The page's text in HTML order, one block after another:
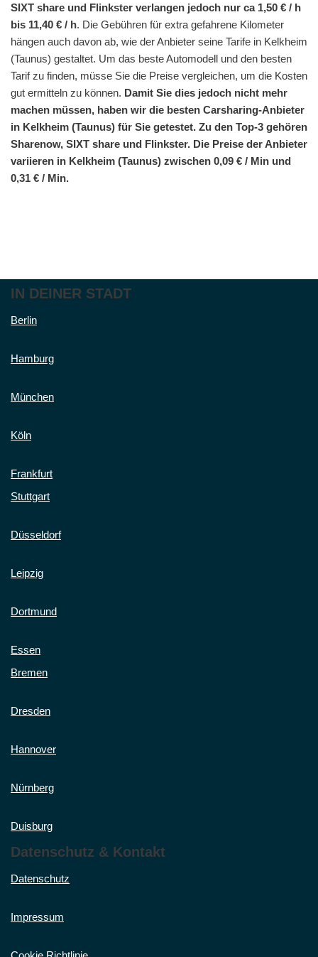
SIXT share und Flinkster verlangen jedoch nur ca 1,50 € / h
bis 11,40 € / h. Die Gebühren für extra gefahrene Kilometer
hängen auch davon ab, wie der Anbieter seine Tarife in Kelkheim
(Taunus) gestaltet. Um das beste Automodell und den besten
Tarif zu finden, müsse Sie die Preise vergleichen, um die Kosten
gut ermitteln zu können. Damit Sie dies jedoch nicht mehr
machen müssen, haben wir die besten Carsharing-Anbieter
in Kelkheim (Taunus) für Sie getestet. Zu den Top-3 gehören
Sharenow, SIXT share und Flinkster. Die Preise der Anbieter
variieren in Kelkheim (Taunus) zwischen 0,09 € / Min und
0,31 € / Min.
IN DEINER STADT
Berlin
Hamburg
München
Köln
Frankfurt
Stuttgart
Düsseldorf
Leipzig
Dortmund
Essen
Bremen
Dresden
Hannover
Nürnberg
Duisburg
Datenschutz & Kontakt
Datenschutz
Impressum